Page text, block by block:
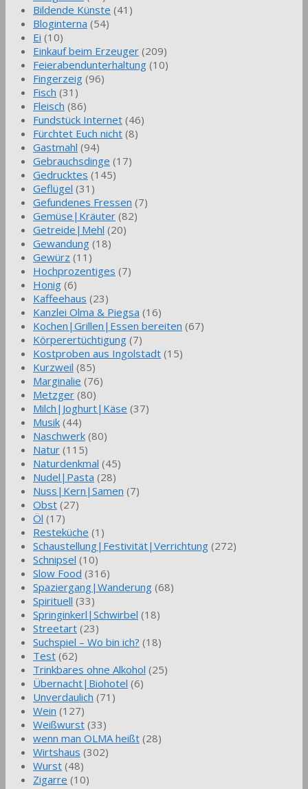
Bildende Künste (41)
Bloginterna (54)
Ei (10)
Einkauf beim Erzeuger (209)
Feierabendunterhaltung (10)
Fingerzeig (96)
Fisch (31)
Fleisch (86)
Fundstück Internet (46)
Fürchtet Euch nicht (8)
Gastmahl (94)
Gebrauchsdinge (17)
Gedrucktes (145)
Geflügel (31)
Gefundenes Fressen (7)
Gemüse|Kräuter (82)
Getreide|Mehl (20)
Gewandung (18)
Gewürz (11)
Hochprozentiges (7)
Honig (6)
Kaffeehaus (23)
Kanzlei Olma & Piegsa (16)
Kochen|Grillen|Essen bereiten (67)
Körperertüchtigung (7)
Kostproben aus Ingolstadt (15)
Kurzweil (85)
Marginalie (76)
Metzger (80)
Milch|Joghurt|Käse (37)
Musik (44)
Naschwerk (80)
Natur (115)
Naturdenkmal (45)
Nudel|Pasta (28)
Nuss|Kern|Samen (7)
Obst (27)
Öl (17)
Resteküche (1)
Schaustellung|Festivität|Verrichtung (272)
Schnipsel (10)
Slow Food (316)
Spaziergang|Wanderung (68)
Spirituell (33)
Springinkerl|Schwirbel (18)
Streetart (23)
Suchspiel – Wo bin ich? (18)
Test (62)
Trinkbares ohne Alkohol (25)
Übernacht|Biohotel (6)
Unverdaulich (71)
Wein (127)
Weißwurst (33)
wenn man OLMA heißt (28)
Wirtshaus (302)
Wurst (48)
Zigarre (10)